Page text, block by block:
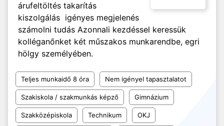
árufeltöltés takarítás
kiszolgálás igényes megjelenés
számolni tudás Azonnali kezdéssel keressük
kolléganőnket két műszakos munkarendbe, egri
hölgy személyében.
Teljes munkaidő 8 óra Nem igényel tapasztalatot
Szakiskola / szakmunkás képző Gimnázium
Szakközépiskola Technikum OKJ